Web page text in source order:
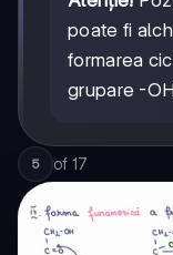
poate fi
formarea
grupare -
5 of 17